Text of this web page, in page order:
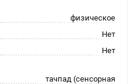
физическое
Нет
Нет
тачпад (сенсорная